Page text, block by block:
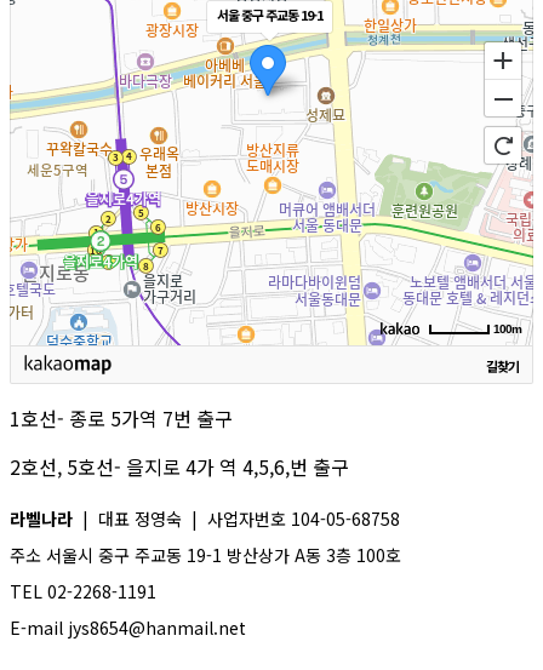
서울 중구 주교동 19-1
100m
길찾기
1호선- 종로 5가역 7번 출구
2호선, 5호선- 을지로 4가 역 4,5,6,번 출구
라벨나라 | 대표 정영숙 | 사업자번호 104-05-68758
주소 서울시 중구 주교동 19-1 방산상가 A동 3층 100호
TEL 02-2268-1191
E-mail jys8654@hanmail.net